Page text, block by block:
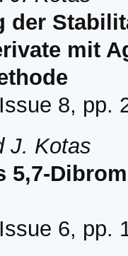
der
mit
8, pp.
J. Kotas
5,7-
6, pp.